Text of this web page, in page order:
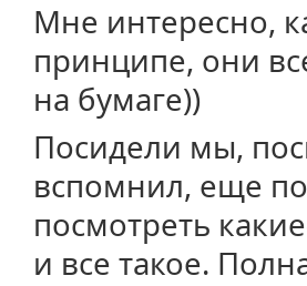
Мне интересно,
принципе, они
на бумаге))
Посидели мы,
вспомнил, еще
посмотреть
и все такое.